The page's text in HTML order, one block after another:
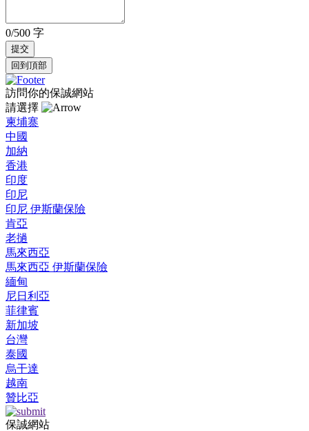
0/500 字
回到頂部
訪問你的保誠網站
請選擇
柬埔寨
中國
加納
香港
印度
印尼
印尼 伊斯蘭保險
肯亞
老撾
馬來西亞
馬來西亞 伊斯蘭保險
緬甸
尼日利亞
菲律賓
新加坡
台灣
泰國
烏干達
越南
贊比亞
保誠網站